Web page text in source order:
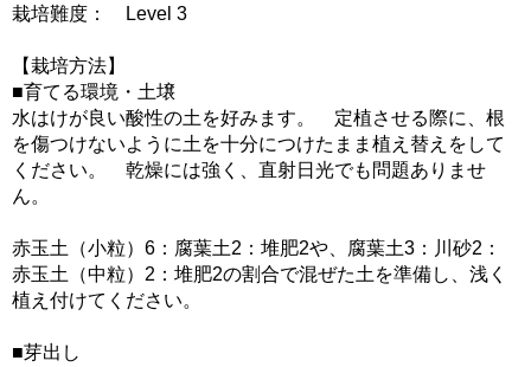
栽培難度： Level 3
【栽培方法】
■育てる環境・土壌
水はけが良い酸性の土を好みます。 定植させる際に、根
を傷つけないように土を十分につけたまま植え替えをして
ください。 乾燥には強く、直射日光でも問題ありませ
ん。
赤玉土（小粒）6：腐葉土2：堆肥2や、腐葉土3：川砂2：
赤玉土（中粒）2：堆肥2の割合で混ぜた土を準備し、浅く
植え付けてください。
■芽出し